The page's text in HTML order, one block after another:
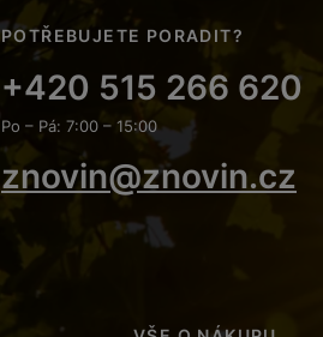
POTŘEBUJETE PORADIT?
+420 515 266 620
Po – Pá: 7:00 – 15:00
znovin@znovin.cz